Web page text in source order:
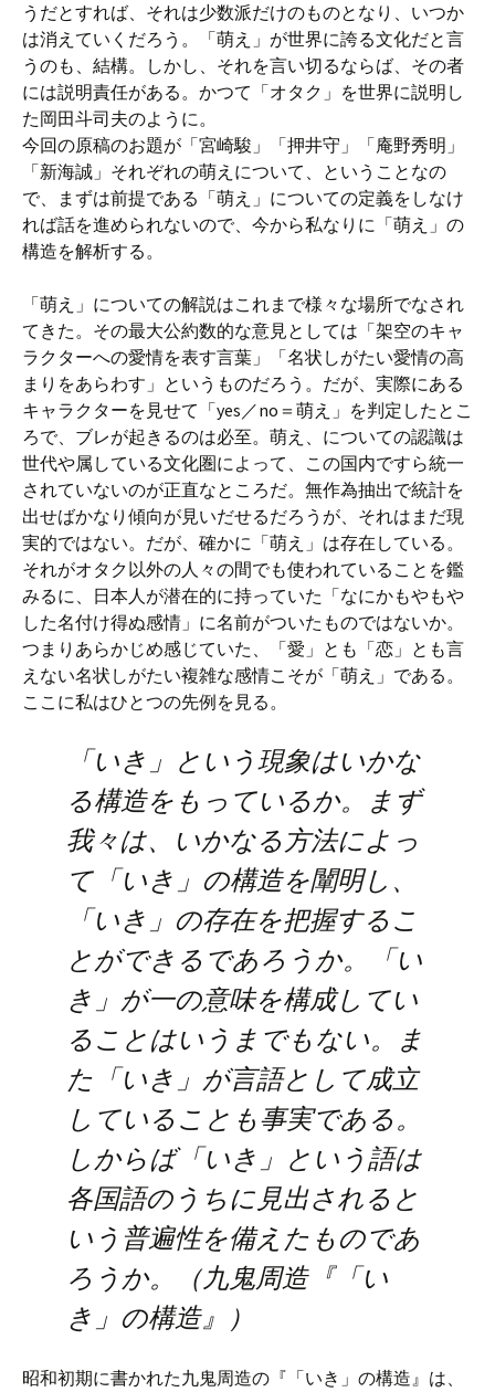
うだとすれば、それは少数派だけのものとなり、いつか
は消えていくだろう。「萌え」が世界に誇る文化だと言
うのも、結構。しかし、それを言い切るならば、その者
には説明責任がある。かつて「オタク」を世界に説明し
た岡田斗司夫のように。
今回の原稿のお題が「宮崎駿」「押井守」「庵野秀明」
「新海誠」それぞれの萌えについて、ということなの
で、まずは前提である「萌え」についての定義をしなけ
れば話を進められないので、今から私なりに「萌え」の
構造を解析する。
「萌え」についての解説はこれまで様々な場所でなされ
てきた。その最大公約数的な意見としては「架空のキャ
ラクターへの愛情を表す言葉」「名状しがたい愛情の高
まりをあらわす」というものだろう。だが、実際にある
キャラクターを見せて「yes／no＝萌え」を判定したとこ
ろで、ブレが起きるのは必至。萌え、についての認識は
世代や属している文化圏によって、この国内ですら統一
されていないのが正直なところだ。無作為抽出で統計を
出せばかなり傾向が見いだせるだろうが、それはまだ現
実的ではない。だが、確かに「萌え」は存在している。
それがオタク以外の人々の間でも使われていることを鑑
みるに、日本人が潜在的に持っていた「なにかもやもや
した名付け得ぬ感情」に名前がついたものではないか。
つまりあらかじめ感じていた、「愛」とも「恋」とも言
えない名状しがたい複雑な感情こそが「萌え」である。
ここに私はひとつの先例を見る。
「いき」という現象はいかな
る構造をもっているか。まず
我々は、いかなる方法によっ
て「いき」の構造を闡明し、
「いき」の存在を把握するこ
とができるであろうか。「い
き」が一の意味を構成してい
ることはいうまでもない。ま
た「いき」が言語として成立
していることも事実である。
しからば「いき」という語は
各国語のうちに見出されると
いう普遍性を備えたものであ
ろうか。（九鬼周造『「い
き」の構造』）
昭和初期に書かれた九鬼周造の『「いき」の構造』は、